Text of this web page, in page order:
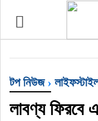
টপ নিউজ
ইন্টারন্যাশনাল
টপ নিউজ›
লাবণ্য ফিরবে